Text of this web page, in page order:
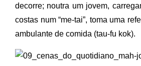
decorre; noutra um jovem,
costas num “me-tai”, toma uma
ambulante de comida (tau-fu kok).